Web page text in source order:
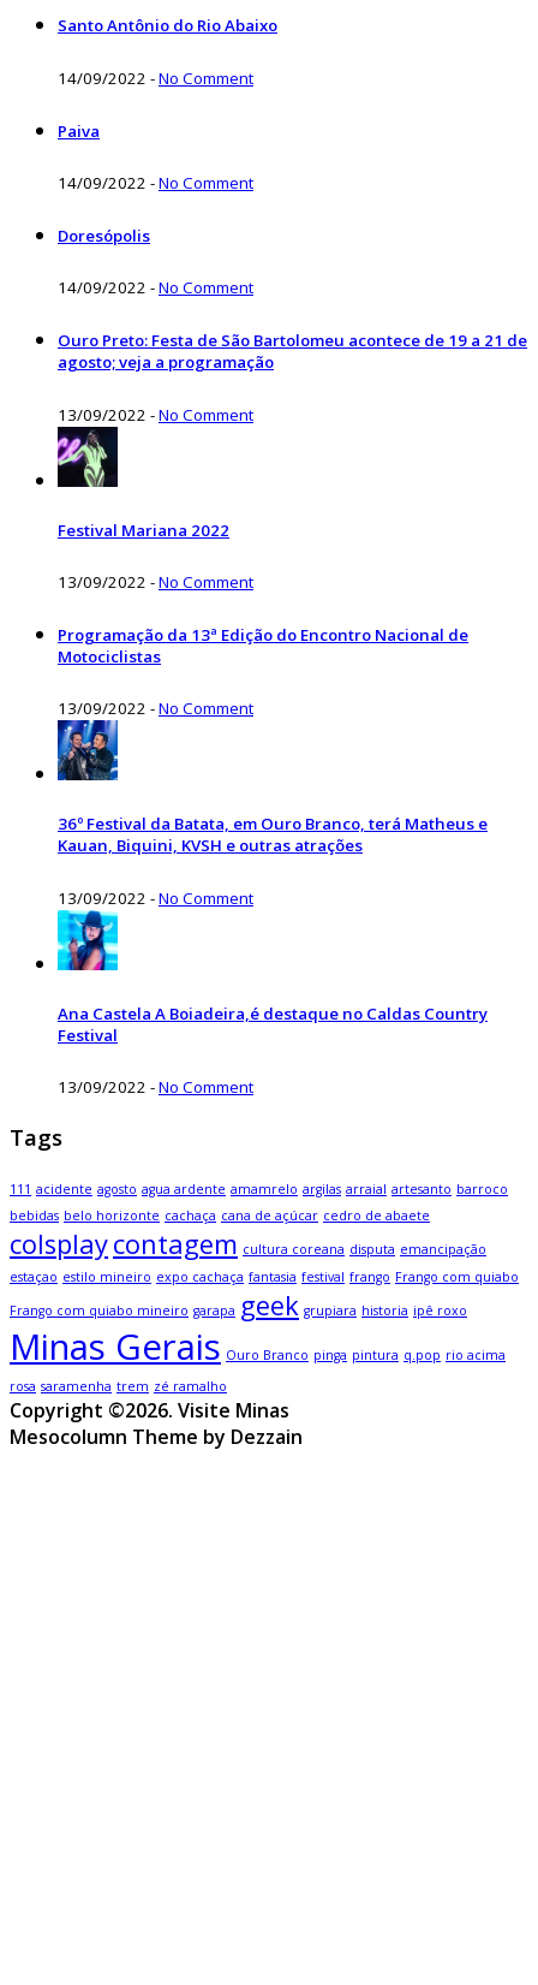
Santo Antônio do Rio Abaixo
14/09/2022 -No Comment
Paiva
14/09/2022 -No Comment
Doresópolis
14/09/2022 -No Comment
Ouro Preto: Festa de São Bartolomeu acontece de 19 a 21 de
agosto; veja a programação
13/09/2022 -No Comment
Festival Mariana 2022
13/09/2022 -No Comment
Programação da 13ª Edição do Encontro Nacional de
Motociclistas
13/09/2022 -No Comment
36º Festival da Batata, em Ouro Branco, terá Matheus e
Kauan, Biquini, KVSH e outras atrações
13/09/2022 -No Comment
Ana Castela A Boiadeira,é destaque no Caldas Country
Festival
13/09/2022 -No Comment
Tags
111 acidente agosto agua ardente amamrelo argilas arraial artesanto barroco
bebidas belo horizonte cachaça cana de açúcar cedro de abaete
colsplaycontagem cultura coreana disputa emancipação
estaçao estilo mineiro expo cachaça fantasia festival frango Frango com quiabo
Frango com quiabo mineiro garapa geek grupiara historia ipê roxo
Minas Gerais Ouro Branco pinga pintura q.pop rio acima
rosa saramenha trem zé ramalho
Copyright ©2026. Visite Minas
Mesocolumn Theme by Dezzain